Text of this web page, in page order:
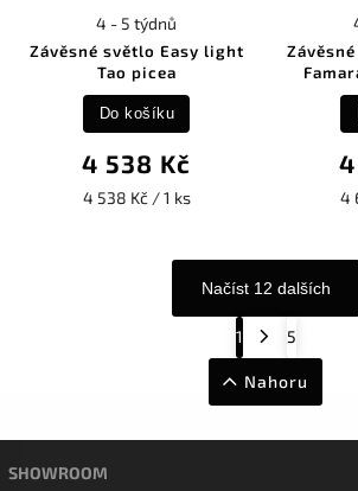
Závěsné světlo Easy light
Tao picea
4 - 5 týdnů
4 538 Kč
4 538 Kč / 1 ks
Do košíku
4
Načíst 12 dalších
1 5
Nahoru
SHOWROOM